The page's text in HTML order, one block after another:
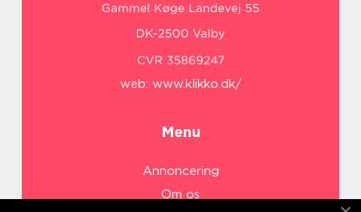
web: www.klikko.dk/
Menu
Annoncering
Om os